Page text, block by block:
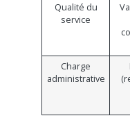
Qualité du
service
Charge
administrative